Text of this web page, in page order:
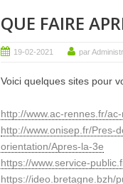
QUE FAIRE
19-02-2021 par
Voici quelques sites pour
http://www.ac-rennes.fr/
http://www.onisep.fr/Pres-
orientation/Apres-la-3e
https://www.service-
https://ideo.bretagne.bzh/